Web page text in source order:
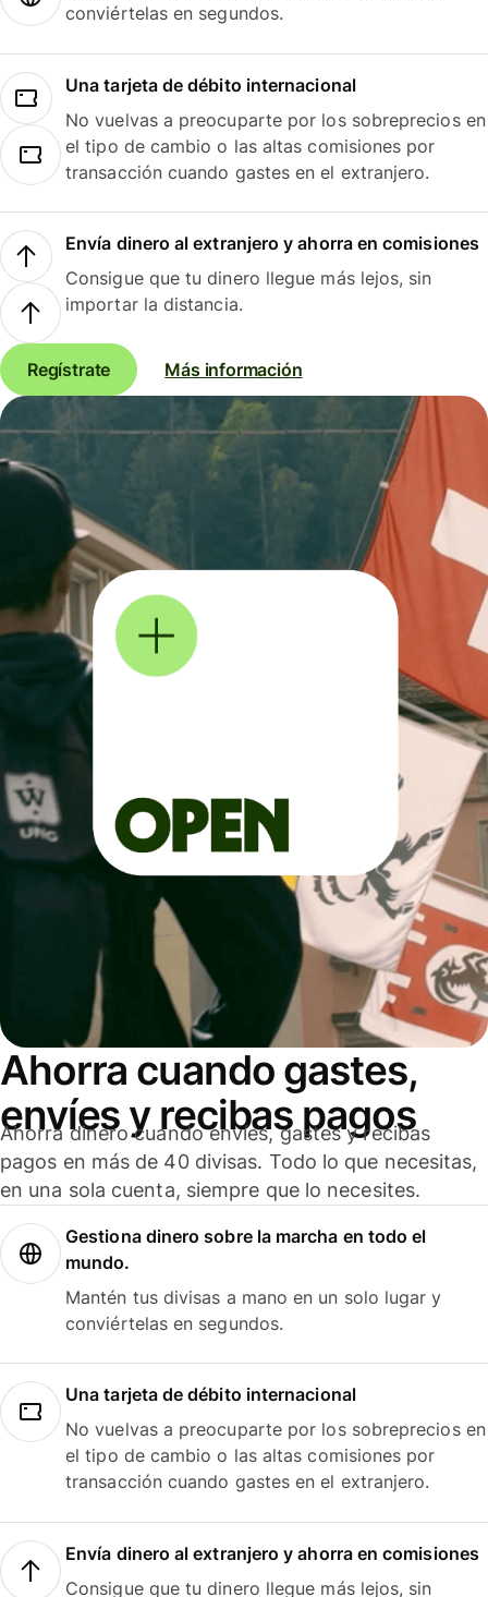
conviértelas en segundos.
Una tarjeta de débito internacional
No vuelvas a preocuparte por los sobreprecios en
el tipo de cambio o las altas comisiones por
transacción cuando gastes en el extranjero.
Envía dinero al extranjero y ahorra en comisiones
Consigue que tu dinero llegue más lejos, sin
importar la distancia.
Regístrate Más información
Ahorra cuando gastes,
envíes y recibas pagos
Ahorra dinero cuando envíes, gastes y recibas
pagos en más de 40 divisas. Todo lo que necesitas,
en una sola cuenta, siempre que lo necesites.
Gestiona dinero sobre la marcha en todo el
mundo.
Mantén tus divisas a mano en un solo lugar y
conviértelas en segundos.
Una tarjeta de débito internacional
No vuelvas a preocuparte por los sobreprecios en
el tipo de cambio o las altas comisiones por
transacción cuando gastes en el extranjero.
Envía dinero al extranjero y ahorra en comisiones
Consigue que tu dinero llegue más lejos, sin